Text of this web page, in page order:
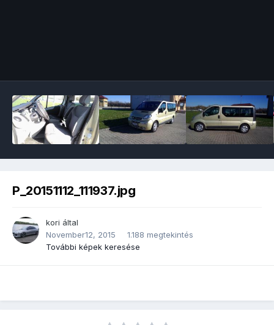
P_20151112_111937.jpg
kori által
November12, 2015
1.188 megtekintés
További képek keresése